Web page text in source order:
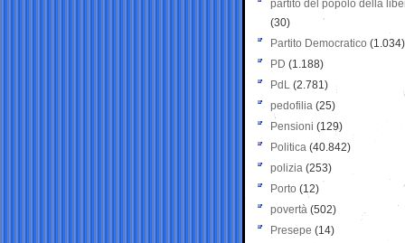
partito del popolo della
(30)
Partito Democratico (1.034)
PD (1.188)
PdL (2.781)
pedofilia (25)
Pensioni (129)
Politica (40.842)
polizia (253)
Porto (12)
povertà (502)
Presepe (14)